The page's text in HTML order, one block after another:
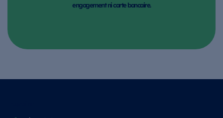
engagement ni carte bancaire.